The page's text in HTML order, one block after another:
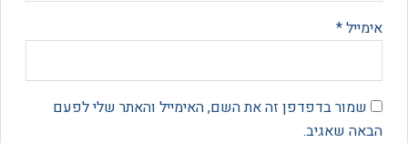
בדפדפן זה את השם, האימייל והאתר שלי לפעם
שאגיב.